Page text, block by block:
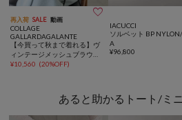
再入荷 SALE 動画 
COLLAGE
GALLARDAGALANTE
【今買って秋まで着れる】ヴ
ィンテージメッシュブラウス/
シアー
¥10,560 (20%OFF)
IACUCCI
ソルベット BP
A
¥96,800
あると助かるトート/ミ